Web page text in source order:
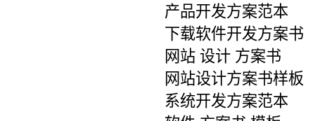
产品开发方案范本
下载软件开发方案书
网站 设计 方案书
网站设计方案书样板
系统开发方案范本